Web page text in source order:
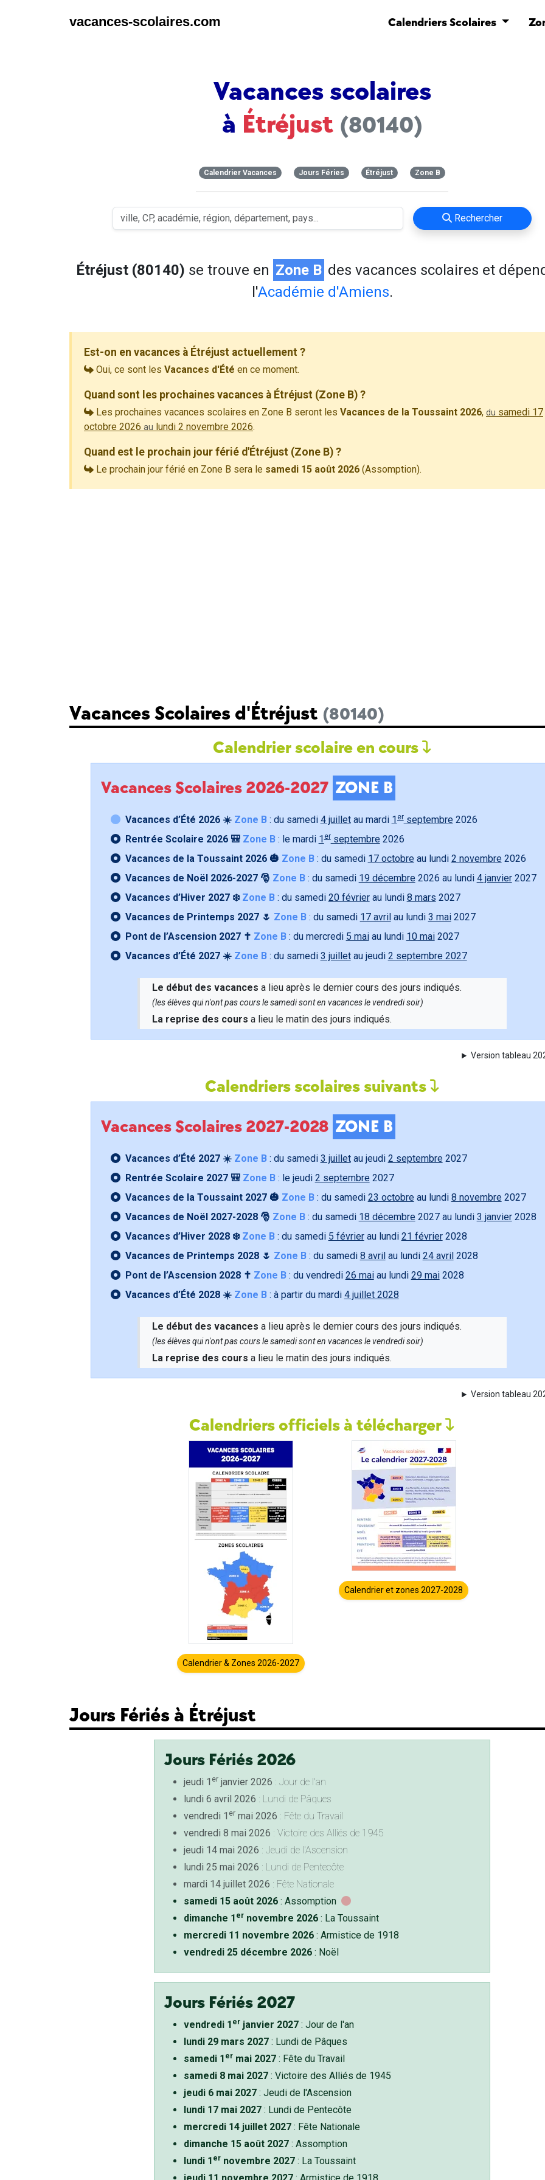
vacances-scolaires.com Calendriers Scolaires
Vacances scolaires
à Étréjust (80140)
Calendrier Vacances Jours Féries Étréjust Zone B
Rechercher
Étréjust (80140) se trouve en Zone B des vacances scolaires et
l'Académie d'Amiens.
Est-on en vacances à Étréjust actuellement ?
Oui, ce sont les Vacances d'Été en ce moment.
Quand sont les prochaines vacances à Étréjust (Zone B) ?
Les prochaines vacances scolaires en Zone B seront les Vacances de la Toussaint 2026, du samedi 17
octobre 2026 au lundi 2 novembre 2026.
Quand est le prochain jour férié d'Étréjust (Zone B) ?
Le prochain jour férié en Zone B sera le samedi 15 août 2026 (Assomption).
Vacances Scolaires d'Étréjust (80140)
Calendrier scolaire en cours
Vacances Scolaires 2026-2027 ZONE B
Vacances d’Été 2026 ☀️ Zone B: du samedi 4 juilletau mardi 1 erseptembre 2026
Rentrée Scolaire 2026 🎒 Zone B: le mardi 1erseptembre 2026
Vacances de la Toussaint 2026 🎃 Zone B: du samedi 17 octobre au lundi 2 novembre 2026
Vacances de Noël 2026-2027 🎅 Zone B: du samedi 19 décembre 2026 au lundi 4 janvier2027
Vacances d’Hiver 2027 ❄️ Zone B: du samedi 20 févrierau lundi 8 mars 2027
Vacances de Printemps 2027 🌷 Zone B: du samedi 17 avril au lundi 3 mai2027
Pont de l’Ascension 2027 ✝️ Zone B: du mercredi 5 maiau lundi 10 mai2027
Vacances d’Été 2027 ☀️ Zone B: du samedi 3 juilletau jeudi 2 septembre 2027
Le début des vacances a lieu après le dernier cours des jours indiqués.
(les élèves qui n'ont pas cours le samedi sont en vacances le vendredi soir)
La reprise des cours a lieu le matin des jours indiqués.
Version tableau
Calendriers scolaires suivants
Vacances Scolaires 2027-2028 ZONE B
Vacances d’Été 2027 ☀️ Zone B: du samedi 3 juilletau jeudi 2 septembre 2027
Rentrée Scolaire 2027 🎒 Zone B: le jeudi 2 septembre 2027
Vacances de la Toussaint 2027 🎃 Zone B: du samedi 23 octobre au lundi 8 novembre 2027
Vacances de Noël 2027-2028 🎅 Zone B: du samedi 18 décembre 2027 au lundi 3 janvier2028
Vacances d’Hiver 2028 ❄️ Zone B: du samedi 5 févrierau lundi 21 février2028
Vacances de Printemps 2028 🌷 Zone B: du samedi 8 avril au lundi 24 avril 2028
Pont de l’Ascension 2028 ✝️ Zone B: du vendredi 26 maiau lundi 29 mai2028
Vacances d’Été 2028 ☀️ Zone B: à partir du mardi 4 juillet 2028
Le début des vacances a lieu après le dernier cours des jours indiqués.
(les élèves qui n'ont pas cours le samedi sont en vacances le vendredi soir)
La reprise des cours a lieu le matin des jours indiqués.
Version tableau
Calendriers officiels à télécharger
Calendrier & Zones 2026-2027
Calendrier et zones 2027-2028
Jours Fériés à Étréjust
Jours Fériés 2026
jeudi 1 erjanvier 2026 : Jour de l'an
lundi 6 avril 2026 : Lundi de Pâques
vendredi 1 ermai 2026 : Fête du Travail
vendredi 8 mai 2026 : Victoire des Alliés de 1945
jeudi 14 mai 2026 : Jeudi de l'Ascension
lundi 25 mai 2026 : Lundi de Pentecôte
mardi 14 juillet 2026 : Fête Nationale
samedi 15 août 2026: Assomption
dimanche 1 ernovembre 2026: La Toussaint
mercredi 11 novembre 2026: Armistice de 1918
vendredi 25 décembre 2026: Noël
Jours Fériés 2027
vendredi 1 erjanvier 2027: Jour de l'an
lundi 29 mars 2027: Lundi de Pâques
samedi 1 ermai 2027: Fête du Travail
samedi 8 mai 2027: Victoire des Alliés de 1945
jeudi 6 mai 2027: Jeudi de l'Ascension
lundi 17 mai 2027: Lundi de Pentecôte
mercredi 14 juillet 2027: Fête Nationale
dimanche 15 août 2027: Assomption
lundi 1 ernovembre 2027: La Toussaint
jeudi 11 novembre 2027: Armistice de 1918